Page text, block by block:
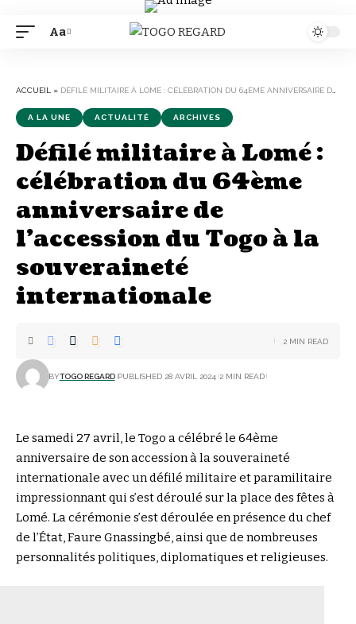
Font
Aa
ACCUEIL » DÉFILÉ MILITAIRE À LOMÉ : CÉLÉBRATION DU 64ÈME ANNIVERSAIRE DE L’ACCESSION DU TOGO À LA SOUVERAINETÉ INTERNATIONALE
A LA UNE ACTUALITÉ ARCHIVES
Défilé militaire à Lomé :
célébration du 64ème
anniversaire de
l’accession du Togo à la
souveraineté
internationale
BYTOGO REGARD PUBLISHED 28 AVRIL 2024 2 MIN READ
2 MIN READ
Le samedi 27 avril, le Togo a célébré le 64ème
anniversaire de son accession à la souveraineté
internationale avec un défilé militaire et paramilitaire
impressionnant qui s’est déroulé sur la place des fêtes à
Lomé. La cérémonie s’est déroulée en présence du chef
de l’État, Faure Gnassingbé, ainsi que de nombreuses
personnalités politiques, diplomatiques et religieuses.